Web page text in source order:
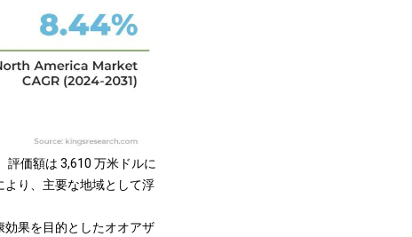
評価額は 3,610 万米ドルに
り、主要な地域として浮
果を目的としたオオアザ